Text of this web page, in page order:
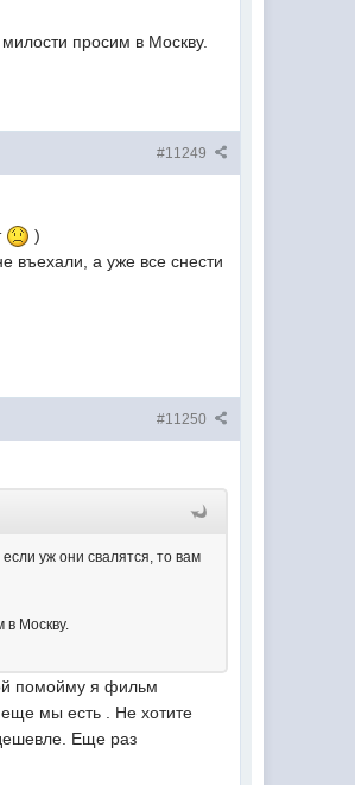
просим в Москву.
#11249
)
въехали, а уже все снести
#11250
уж они свалятся, то вам
в Москву.
помойму я фильм
мы есть . Не хотите
Еще раз